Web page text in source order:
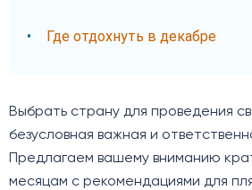
Где отдохнуть в декабре
Выбрать страну для проведения
безусловная важная и
Предлагаем вашему вниманию
месяцам с рекомендациями для